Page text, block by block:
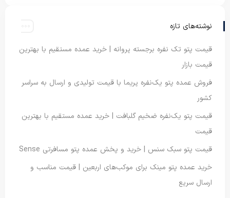
نوشته‌های تازه
قیمت پتو تک نفره برجسته پروانه | خرید عمده مستقیم با بهترین
قیمت بازار
فروش عمده پتو یک‌نفره پریما با قیمت تولیدی و ارسال به سراسر
کشور
قیمت پتو یک‌نفره ضخیم گلبافت | خرید عمده مستقیم با بهترین
قیمت
قیمت پتو سبک سنس | خرید و پخش عمده پتو مسافرتی Sense
خرید عمده پتو مینک برای موکب‌های اربعین | قیمت مناسب و
ارسال سریع